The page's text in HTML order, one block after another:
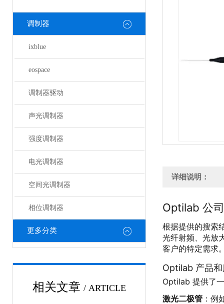
调制器
ixblue
eospace
调制器驱动
声光调制器
强度调制器
电光调制器
空间光调制器
相位调制器
更多分类
相关文章 / ARTICLE
详细说明：
Optilab 公
根据提供的搜索
光纤射频、光放
客户的特定需求
Optilab 产品
Optilab 提供了
激光二极管 ：例